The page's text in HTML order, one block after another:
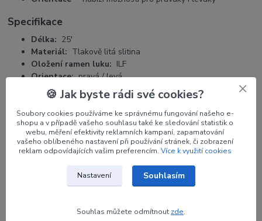
Specifikace
Délka: 25'
Materiál: Tlakově litá slitina
Oložení ramen luku: ILF
Orientace:pravá / levá
Maximální doporučená síla nátahu:
36 liber.
Parametry
CORE
modrá
🍪 Jak byste rádi své cookies?
Soubory cookies používáme ke správnému fungování našeho e-
shopu a v případě vašeho souhlasu také ke sledování statistik o
webu, měření efektivity reklamních kampaní, zapamatování
vašeho oblíbeného nastavení při používání stránek, či zobrazení
reklam odpovídajících vašim preferencím. Více k využití cookies
Nastavení Souhlasím
Souhlas můžete odmítnout zde.